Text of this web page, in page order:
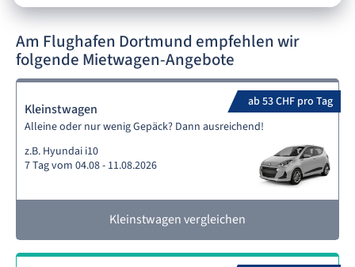
Am Flughafen Dortmund empfehlen wir
folgende Mietwagen-Angebote
ab 53 CHF pro Tag
Kleinstwagen
Alleine oder nur wenig Gepäck? Dann ausreichend!
z.B. Hyundai i10
7 Tag vom 04.08 - 11.08.2026
Kleinstwagen vergleichen